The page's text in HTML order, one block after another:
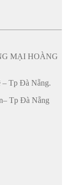
MẠI HOÀNG
– Tp Đà Nẵng.
Tp Đà Nẵng